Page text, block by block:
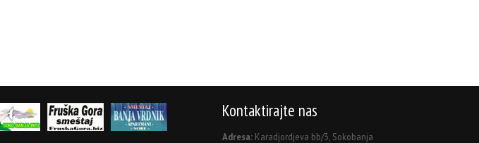
Kontaktirajte nas
Adresa:Karadjordjeva bb/3, Sokobanja